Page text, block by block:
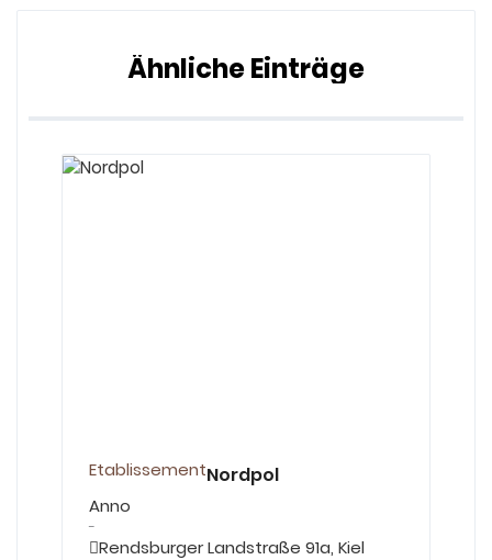
Ähnliche Einträge
EtablissementNordpol
Anno
-
Rendsburger Landstraße 91a, Kiel